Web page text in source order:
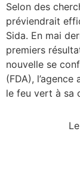
Selon des
préviendrait
Sida. En mai
premiers
nouvelle se
(FDA),
le feu vert à sa